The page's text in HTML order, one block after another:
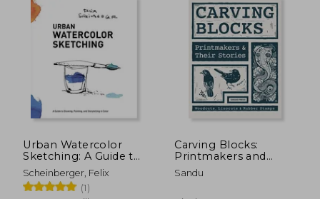
5%
dcto.
23,76 € 5%
Urban Watercolor
Sketching: A Guide to
Drawing, Painting,
and Storytelling in
Color (en Inglés)
Scheinberger, Felix
(1)
Carving Blocks:
Printmakers and
Their Stories (en
Inglés)
Sandu